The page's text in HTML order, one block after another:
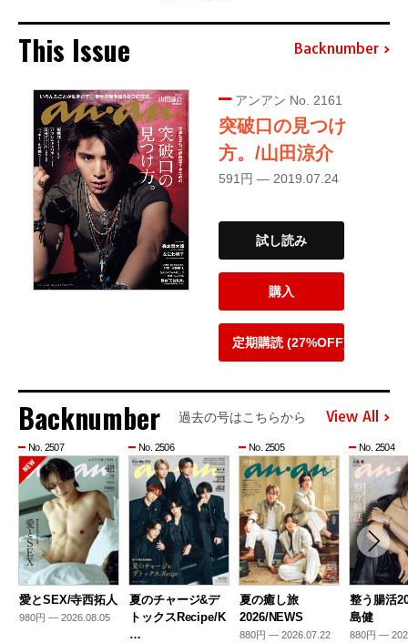
This Issue Backnumber
アンアン No. 2161
突破口の見つけ
方。/山田涼介
591円 — 2019.07.24
試し読み
購入
定期購読 (27%OFF)
Backnumber 過去の号はこちらから View All
No. 2507
愛とSEX/寺西拓人
980円 — 2026.08.05
No. 2506
夏のチャージ&デ
トックスRecipe/K
…
No. 2505
夏の癒し旅
2026/NEWS
880円 — 2026.07.22
No. 2504
整う腸活
島健
880円 —